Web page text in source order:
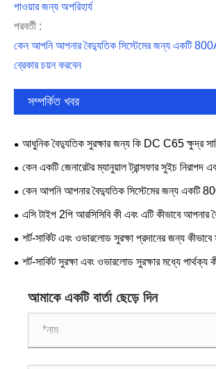
পাওয়ার জন্য অপরিহার্য
পরবর্তী :
কেন আপনি আপনার বৈদ্যুতিক সিস্টেমের জন্য একটি 800A
ব্রেকার চয়ন করবেন
সম্পর্কিত খবর
আধুনিক বৈদ্যুতিক সুরক্ষার জন্য কি DC C65 ক্ষুদ্র
নির্ভরযোগ্য পছন্দ করে?
কেন একটি জেনারেটর ম্যানুয়াল ট্রান্সফার সুইচ নিরাপদ
পাওয়ার জন্য অপরিহার্য
কেন আপনি আপনার বৈদ্যুতিক সিস্টেমের জন্য একটি
ব্রেকার চয়ন করবেন
এসি টাইপ 2পি আরসিসিবি কী এবং এটি কীভাবে আপনার
করে
শর্ট-সার্কিট এবং ওভারলোড সুরক্ষা প্রদানের জন্য কীভাবে
চয়ন করবেন?
শর্ট-সার্কিট সুরক্ষা এবং ওভারলোড সুরক্ষার মধ্যে পার্থক্য
আমাকে একটি বার্তা ছেড়ে দিন